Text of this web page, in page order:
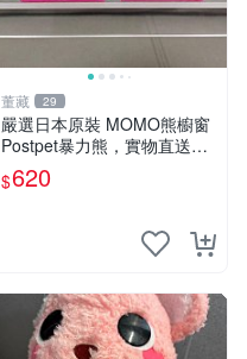
董藏 29
嚴選日本原裝 MOMO熊櫥窗
Postpet暴力熊，實物直送新
臺灣。MOMO熊 暴力熊 熊貓
櫥窗
$620